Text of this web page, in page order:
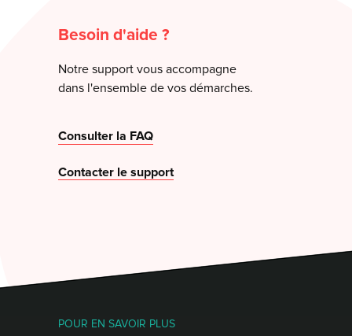
Besoin d'aide ?
Notre support vous accompagne
dans l'ensemble de vos démarches.
Consulter la FAQ
Contacter le support
POUR EN SAVOIR PLUS